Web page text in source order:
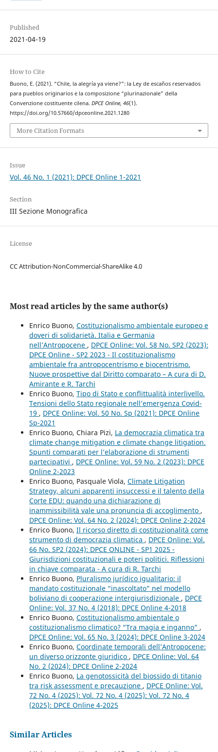
Published
2021-04-19
How to Cite
Buono, E. (2021). “Chile, la alegría ya viene?”: la Ley de escaños reservados
para pueblos originarios e la composizione “plurinazionale” della
Convenzione costituente cilena. DPCE Online, 46(1).
https://doi.org/10.57660/dpceonline.2021.1280
More Citation Formats
Issue
Vol. 46 No. 1 (2021): DPCE Online 1-2021
Section
III Sezione Monografica
License
CC Attribution-NonCommercial-ShareAlike 4.0
Most read articles by the same author(s)
Enrico Buono, Costituzionalismo ambientale europeo e
doveri di solidarietà. Italia e Germania
nell’Antropocene , DPCE Online: Vol. 58 No. SP2 (2023):
DPCE Online - SP2 2023 - Il costituzionalismo
ambientale fra antropocentrismo e biocentrismo.
Nuove prospettive dal Diritto comparato – A cura di D.
Amirante e R. Tarchi
Enrico Buono, Tipo di Stato e conflittualità interlivello.
Tensioni dello Stato regionale nell’emergenza Covid-
19 , DPCE Online: Vol. 50 No. Sp (2021): DPCE Online
Sp-2021
Enrico Buono, Chiara Pizi, La democrazia climatica tra
climate change mitigation e climate change litigation.
Spunti comparati per l’elaborazione di strumenti
partecipativi , DPCE Online: Vol. 59 No. 2 (2023): DPCE
Online 2-2023
Enrico Buono, Pasquale Viola, Climate Litigation
Strategy, alcuni apparenti insuccessi e il talento della
Corte EDU: quando una dichiarazione di
inammissibilità vale una pronuncia di accoglimento ,
DPCE Online: Vol. 64 No. 2 (2024): DPCE Online 2-2024
Enrico Buono, Il ricorso diretto di costituzionalità come
strumento di democrazia climatica , DPCE Online: Vol.
66 No. SP2 (2024): DPCE ONLINE - SP1 2025 -
Giurisdizioni costituzionali e poteri politici. Riflessioni
in chiave comparata - A cura di R. Tarchi
Enrico Buono, Pluralismo jurídico igualitario: il
mandato costituzionale “inascoltato” nel modello
boliviano di cooperazione intergiurisdizionale , DPCE
Online: Vol. 37 No. 4 (2018): DPCE Online 4-2018
Enrico Buono, Costituzionalismo ambientale o
costituzionalismo climatico? “Tra magia e inganno” ,
DPCE Online: Vol. 65 No. 3 (2024): DPCE Online 3-2024
Enrico Buono, Coordinate temporali dell’Antropocene:
un diverso orizzonte giuridico , DPCE Online: Vol. 64
No. 2 (2024): DPCE Online 2-2024
Enrico Buono, La genotossicità del biossido di titanio
tra risk assessment e precauzione , DPCE Online: Vol.
72 No. 4 (2025): Vol. 72 No. 4 (2025): Vol. 72 No. 4
(2025): DPCE Online 4-2025
Similar Articles